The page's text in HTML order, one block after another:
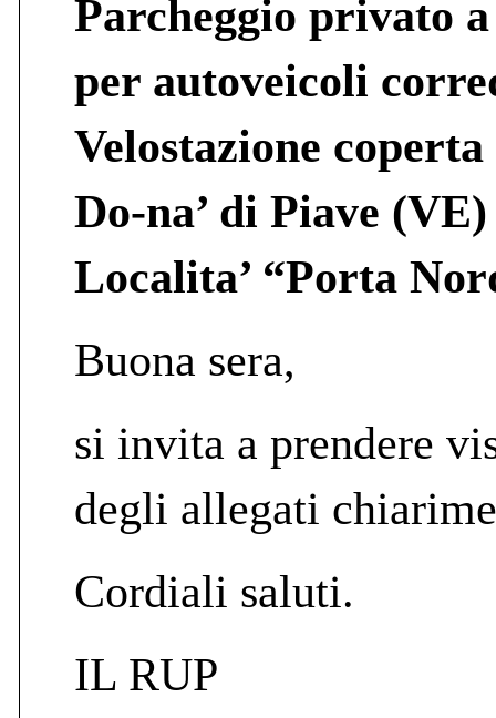
Parcheggio privato
per autoveicoli
Velostazione
Do-na’ di Piave (VE)
Localita’ “Porta
Buona sera,
si invita a prendere
degli allegati
Cordiali saluti.
IL RUP